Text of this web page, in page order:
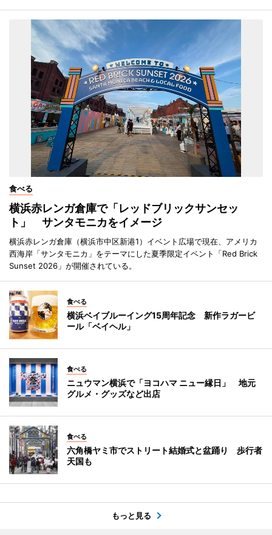
食べる
横浜赤レンガ倉庫で「レッドブリックサンセッ
ト」 サンタモニカをイメージ
横浜赤レンガ倉庫（横浜市中区新港1）イベント広場で現在、アメリカ
西海岸「サンタモニカ」をテーマにした夏季限定イベント「Red Brick
Sunset 2026」が開催されている。
食べる
横浜ベイブルーイング15周年記念 新作ラガービ
ール「ベイヘル」
食べる
ニュウマン横浜で「ヨコハマ ニュー縁日」 地元
グルメ・グッズなど出店
食べる
六角橋ヤミ市でストリート結婚式と盆踊り 歩行者
天国も
もっと見る